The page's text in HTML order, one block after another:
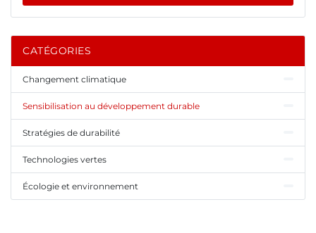
CATÉGORIES
Changement climatique
Sensibilisation au développement durable
Stratégies de durabilité
Technologies vertes
Écologie et environnement